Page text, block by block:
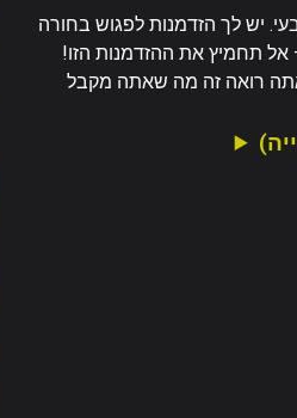
יש לך הזדמנות לפגוש בחורה
תחמיץ את ההזדמנות הזו!